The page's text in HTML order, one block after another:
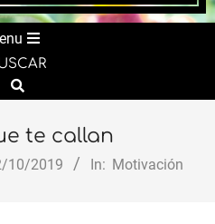
Search
te callan
10/2019 In: Motivación